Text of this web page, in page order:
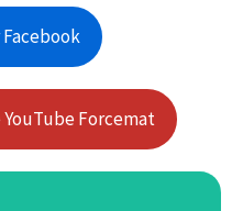
Forcemat